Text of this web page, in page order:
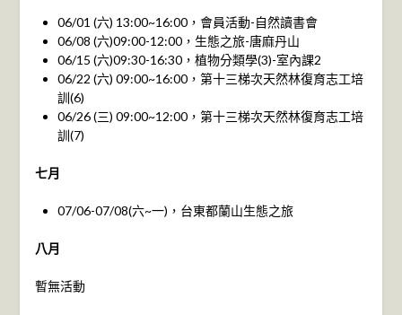
06/01 (六) 13:00~16:00，會員活動-自然讀書會
06/08 (六)09:00-12:00，生態之旅-唐麻丹山
06/15 (六)09:30-16:30，植物分類學(3)-室內課2
06/22 (六) 09:00~16:00，第十三梯次天然林復育志工培
訓(6)
06/26 (三) 09:00~12:00，第十三梯次天然林復育志工培
訓(7)
七月
07/06-07/08(六~一)，台東都蘭山生態之旅
八月
暫無活動